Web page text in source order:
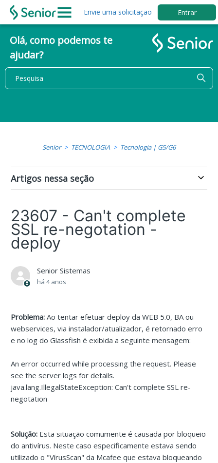
Envie uma solicitação Entrar
Olá, como podemos te
ajudar?
Senior TECNOLOGIA Tecnologia | G5/G6
Artigos nessa seção
23607 - Can't complete
SSL re-negotation -
deploy
Senior Sistemas
há 4 anos
Problema:Ao tentar efetuar deploy da WEB 5.0, BA ou
webservices, via instalador/atualizador, é retornado erro
e no log do Glassfish é exibida a seguinte mensagem:
An error occurred while processing the request. Please
see the server logs for details.
java.lang.IllegalStateException: Can't complete SSL re-
negotation
Solução: Esta situação comumente é causada por bloqueio
do antivírus. Neste caso especificamente estava sendo
utilizado o "VírusScan" da Mcafee que estava bloqueando